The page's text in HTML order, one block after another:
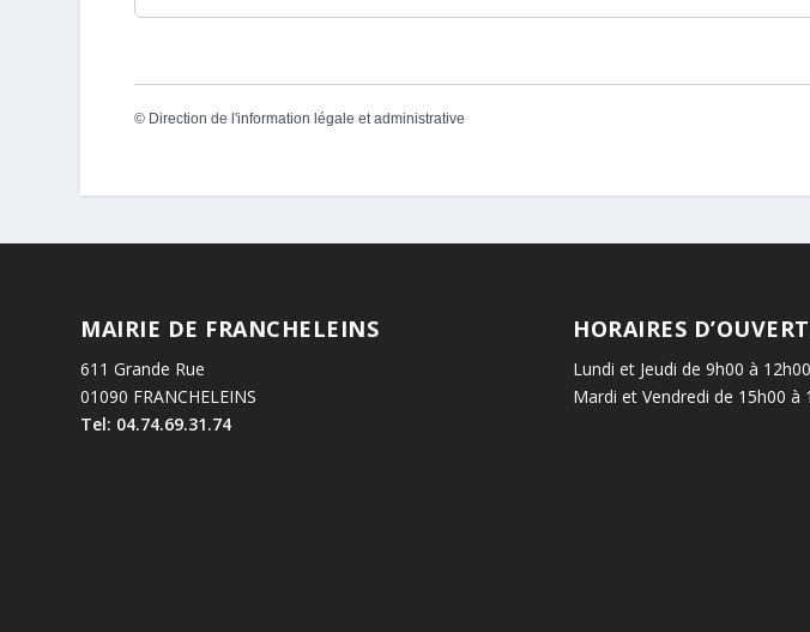
© Direction de l'information légale et administrative
MAIRIE DE FRANCHELEINS
611 Grande Rue
01090 FRANCHELEINS
Tel: 04.74.69.31.74
HORAIRES
Lundi et Jeudi de 9h00 à 12h00
Mardi et Vendredi de 15h00 à